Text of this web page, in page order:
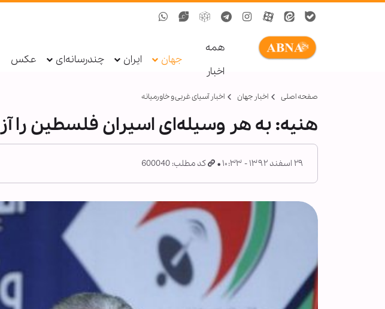
همه
اخبار
جهان ایران چندرسانه‌ای عکس
صفحه اصلی اخبار جهان اخبار آسیای غربی و خاورمیانه
هنیه: به هر وسیله‌ای اسیران فلسطین را
۲۹ اسفند ۱۳۹۲ - ۱۰:۳۳ کد مطلب: 600040